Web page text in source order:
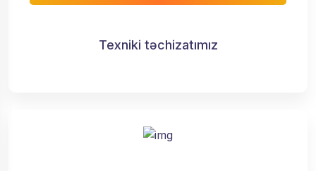
Texniki təchizatımız